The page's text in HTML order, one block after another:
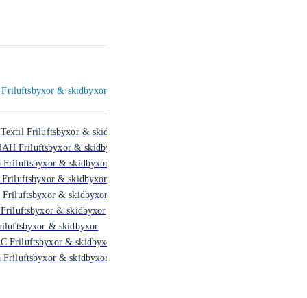
Friluftsbyxor & skidbyxor
Friluftsbyxor & skidbyxor
Friluftsbyxor & skidbyxor
Friluftsbyxor & skidbyxor
Friluftsbyxor & skidbyxor
Friluftsbyxor & skidbyxor
& skidbyxor
& skidbyxor
Friluftsbyxor & skidbyxor
Friluftsbyxor & skidbyxor